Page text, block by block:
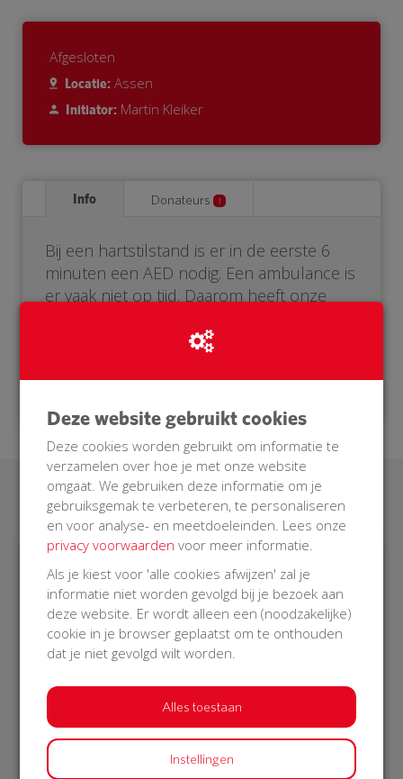
Afgesloten
Locatie: Assen
Initiator: Martin Kleiker
Info Donateurs 1
Bij een hartstilstand is er in de eerste 6
minuten een AED nodig. Een ambulance is
er vaak niet op tijd. Daarom heeft onze
Doneer voor onze BuurtAED!
Laatste donaties
€ 1.052
Philips
18 Oct 2018
Bekijk alle donateurs
Deze website gebruikt cookies
Deze cookies worden gebruikt om informatie te
verzamelen over hoe je met onze website
omgaat. We gebruiken deze informatie om je
gebruiksgemak te verbeteren, te personaliseren
en voor analyse- en meetdoeleinden. Lees onze
privacy voorwaarden voor meer informatie.
Als je kiest voor 'alle cookies afwijzen' zal je
informatie niet worden gevolgd bij je bezoek aan
deze website. Er wordt alleen een (noodzakelijke)
cookie in je browser geplaatst om te onthouden
dat je niet gevolgd wilt worden.
Alles toestaan
Instellingen